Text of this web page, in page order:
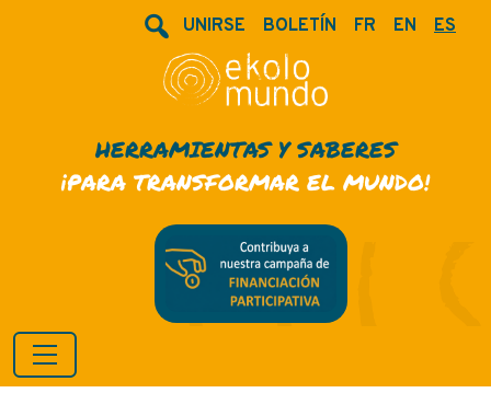
UNIRSE BOLETÍN FR EN ES
HERRAMIENTAS Y SABERES
¡PARA TRANSFORMAR EL MUNDO!